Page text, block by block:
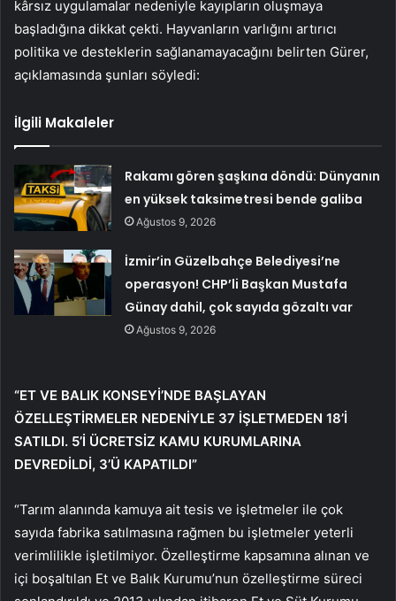
kârsız uygulamalar nedeniyle kayıpların oluşmaya
başladığına dikkat çekti. Hayvanların varlığını artırıcı
politika ve desteklerin sağlanamayacağını belirten Gürer,
açıklamasında şunları söyledi:
İlgili Makaleler
Rakamı gören şaşkına döndü: Dünyanın
en yüksek taksimetresi bende galiba
Ağustos 9, 2026
İzmir’in Güzelbahçe Belediyesi’ne
operasyon! CHP’li Başkan Mustafa
Günay dahil, çok sayıda gözaltı var
Ağustos 9, 2026
“ET VE BALIK KONSEYİ’NDE BAŞLAYAN
ÖZELLEŞTİRMELER NEDENİYLE 37 İŞLETMEDEN 18’İ
SATILDI. 5’İ ÜCRETSİZ KAMU KURUMLARINA
DEVREDİLDİ, 3’Ü KAPATILDI”
“Tarım alanında kamuya ait tesis ve işletmeler ile çok
sayıda fabrika satılmasına rağmen bu işletmeler yeterli
verimlilikle işletilmiyor. Özelleştirme kapsamına alınan ve
içi boşaltılan Et ve Balık Kurumu’nun özelleştirme süreci